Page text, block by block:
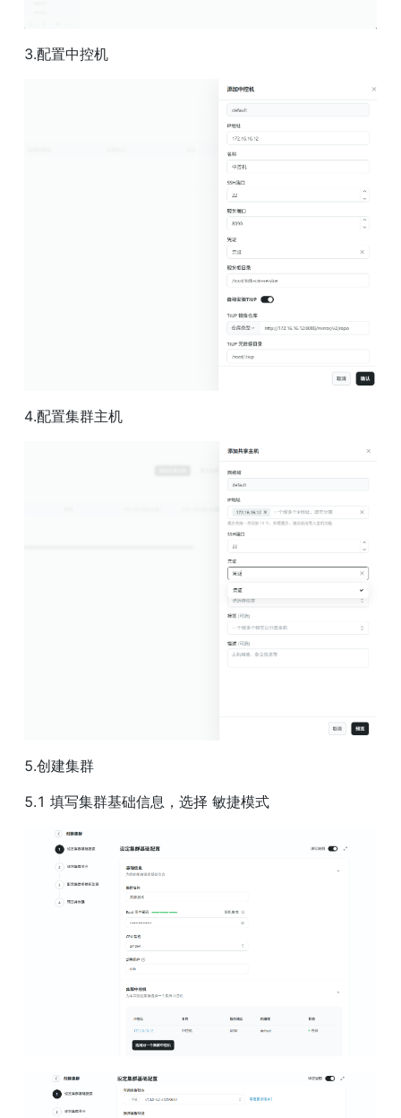
3.配置中控机
4.配置集群主机
5.创建集群
5.1 填写集群基础信息，选择 敏捷模式